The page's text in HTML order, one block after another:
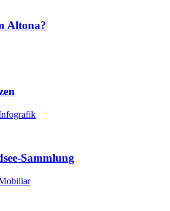
Altona?
Sammlung